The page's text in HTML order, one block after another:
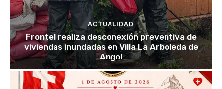
ACTUALIDAD
Frontel realiza desconexión preventiva de
viviendas inundadas en Villa La Arboleda de
Angol